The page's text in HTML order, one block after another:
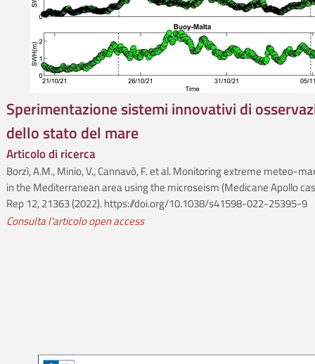
Sperimentazione sistemi innovativi di
dello stato del mare
Articolo di ricerca
Borzì, A.M., Minio, V., Cannavò, F. et al. Monitoring extreme meteo-
in the Mediterranean area using the microseism (Medicane Apollo
Rep 12, 21363 (2022). https://doi.org/10.1038/s41598-022-25395-9
Consulta l'articolo open access